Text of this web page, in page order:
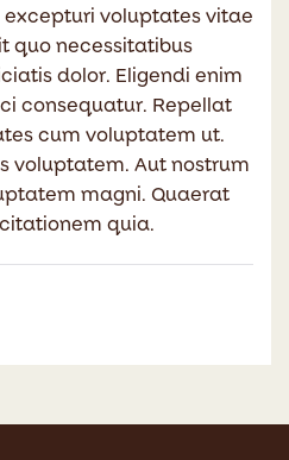
excepturi voluptates vitae
quo necessitatibus
dolor. Eligendi enim
consequatur. Repellat
cum voluptatem ut.
voluptatem. Aut nostrum
magni. Quaerat
quia.